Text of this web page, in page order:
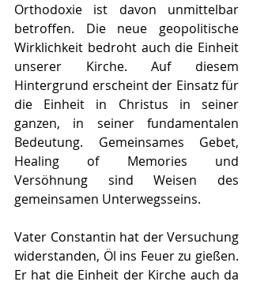
Orthodoxie ist davon unmittelbar
betroffen. Die neue geopolitische
Wirklichkeit bedroht auch die Einheit
unserer Kirche. Auf diesem
Hintergrund erscheint der Einsatz für
die Einheit in Christus in seiner
ganzen, in seiner fundamentalen
Bedeutung. Gemeinsames Gebet,
Healing of Memories und
Versöhnung sind Weisen des
gemeinsamen Unterwegsseins.
Vater Constantin hat der Versuchung
widerstanden, Öl ins Feuer zu gießen.
Er hat die Einheit der Kirche auch da